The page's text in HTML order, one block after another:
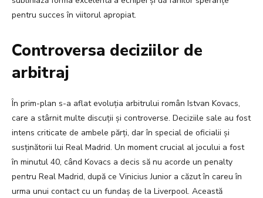
pentru succes în viitorul apropiat.
Controversa deciziilor de
arbitraj
În prim-plan s-a aflat evoluția arbitrului român Istvan Kovacs,
care a stârnit multe discuții și controverse. Deciziile sale au fost
intens criticate de ambele părți, dar în special de oficialii și
susținătorii lui Real Madrid. Un moment crucial al jocului a fost
în minutul 40, când Kovacs a decis să nu acorde un penalty
pentru Real Madrid, după ce Vinicius Junior a căzut în careu în
urma unui contact cu un fundaș de la Liverpool. Această